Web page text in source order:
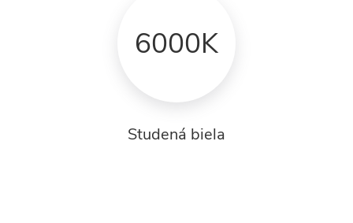
6000K
Studená biela